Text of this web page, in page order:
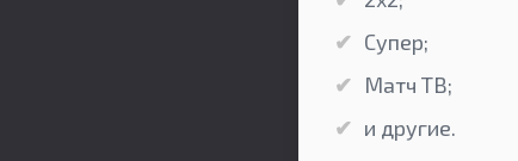
Супер;
Матч ТВ;
и другие.